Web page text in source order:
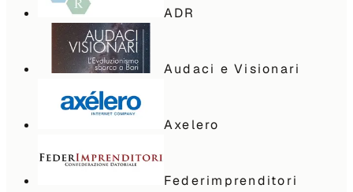
ADR
Audaci e Visionari
Axelero
Federimprenditori